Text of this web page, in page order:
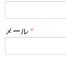
メール *